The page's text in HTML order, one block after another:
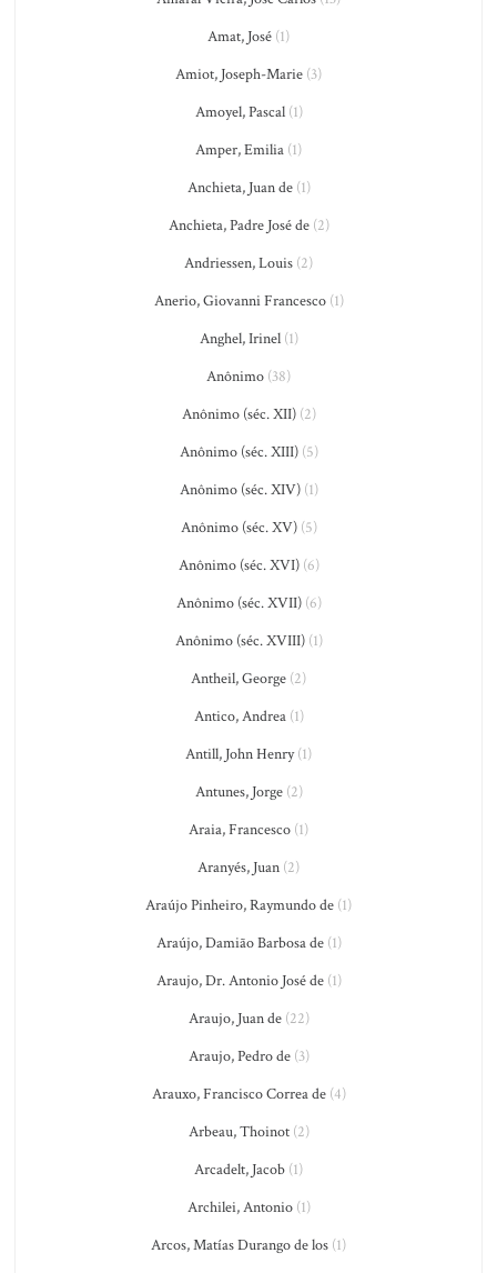
Amat, José (1)
Amiot, Joseph-Marie (3)
Amoyel, Pascal(1)
Amper, Emilia (1)
Anchieta, Juan de(1)
Anchieta, Padre José de(2)
Andriessen, Louis (2)
Anerio, Giovanni Francesco(1)
Anghel, Irinel(1)
Anônimo (38)
Anônimo (séc. XII)(2)
Anônimo (séc. XIII)(5)
Anônimo (séc. XIV)(1)
Anônimo (séc. XV)(5)
Anônimo (séc. XVI)(6)
Anônimo (séc. XVII)(6)
Anônimo (séc. XVIII)(1)
Antheil, George (2)
Antico, Andrea(1)
Antill, John Henry(1)
Antunes, Jorge(2)
Araia, Francesco (1)
Aranyés, Juan (2)
Araújo Pinheiro, Raymundo de (1)
Araújo, Damião Barbosa de(1)
Araujo, Dr. Antonio José de(1)
Araujo, Juan de(22)
Araujo, Pedro de(3)
Arauxo, Francisco Correa de(4)
Arbeau, Thoinot(2)
Arcadelt, Jacob (1)
Archilei, Antonio(1)
Arcos, Matías Durango de los (1)